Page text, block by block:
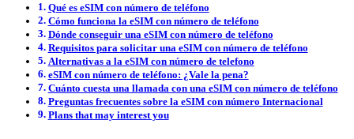
Qué es eSIM con número de teléfono
Cómo funciona la eSIM con número de teléfono
Dónde conseguir una eSIM con número de teléfono
Requisitos para solicitar una eSIM con número de teléfono
Alternativas a la eSIM con número de telefono
eSIM con número de teléfono: ¿Vale la pena?
Cuánto cuesta una llamada con una eSIM con número de teléfono
Preguntas frecuentes sobre la eSIM con número Internacional
Plans that may interest you